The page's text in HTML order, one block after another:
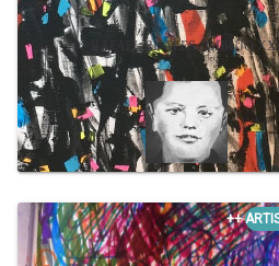
RAFAEL RUALES / DIBUJO XXI